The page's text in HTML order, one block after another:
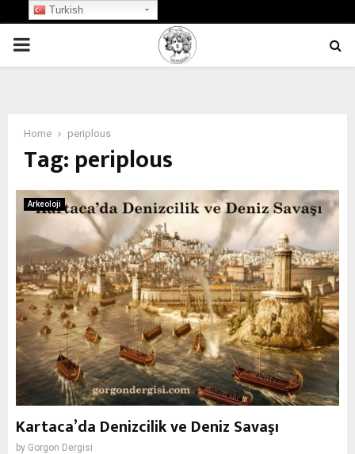
PRIMARY
Home periplous
Tag: periplous
Arkeoloji
Kartaca’da Denizcilik ve Deniz Savaşı
by Gorgon Dergisi
Turkish